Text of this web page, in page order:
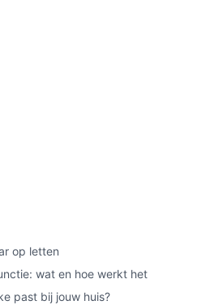
op letten
wat en hoe werkt het
past bij jouw huis?